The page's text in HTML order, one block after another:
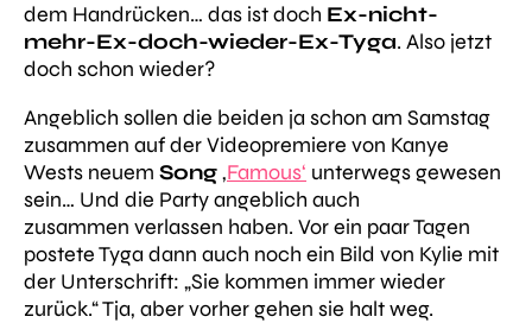
dem Handrücken… das ist doch Ex-nicht-
mehr-Ex-doch-wieder-Ex-Tyga. Also jetzt
doch schon wieder?
Angeblich sollen die beiden ja schon am Samstag
zusammen auf der Videopremiere von Kanye
Wests neuem Song‚Famous‘ unterwegs gewesen
sein… Und die Party angeblich auch
zusammen verlassen haben. Vor ein paar Tagen
postete Tyga dann auch noch ein Bild von Kylie mit
der Unterschrift: „Sie kommen immer wieder
zurück.“ Tja, aber vorher gehen sie halt weg.